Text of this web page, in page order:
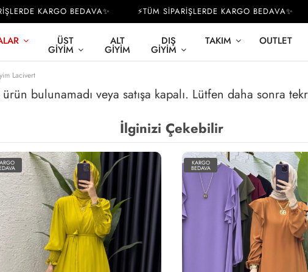
KARGO BEDAVA✨ ⚡TÜM SİPARİŞLERDE KARGO BEDAVA✨
ÜST
GIYIM
ALT
GIYIM
DIŞ
GIYIM
TAKIM OUTLET
Lacivert
bulunamadı veya satışa kapalı. Lütfen daha sonra
İlginizi Çekebilir
KARGO
BEDAVA